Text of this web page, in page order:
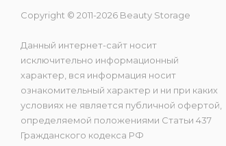
Copyright © 2011-2026 Beauty Storage
Данный интернет-сайт носит
исключительно информационный
характер, вся информация носит
ознакомительный характер и ни при каких
условиях не является публичной офертой,
определяемой положениями Статьи 437
Гражданского кодекса РФ